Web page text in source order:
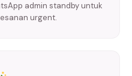
admin standby untuk
urgent.